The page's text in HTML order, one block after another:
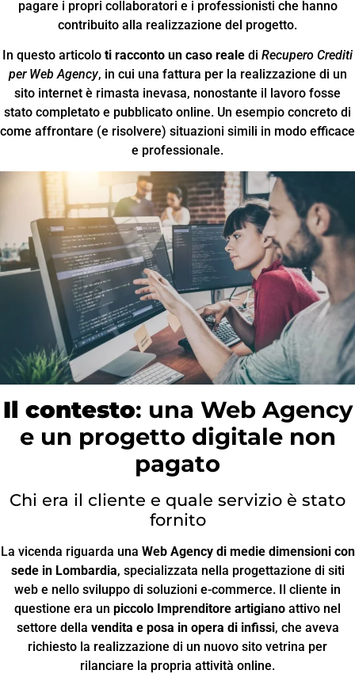
pagare i propri collaboratori e i professionisti che hanno
contribuito alla realizzazione del progetto.
In questo articolo ti racconto un caso reale di Recupero Crediti
per Web Agency, in cui una fattura per la realizzazione di un
sito internet è rimasta inevasa, nonostante il lavoro fosse
stato completato e pubblicato online. Un esempio concreto di
come affrontare (e risolvere) situazioni simili in modo efficace
e professionale.
Il contesto: una Web Agency
e un progetto digitale non
pagato
Chi era il cliente e quale servizio è stato
fornito
La vicenda riguarda una Web Agency di medie dimensioni con
sede in Lombardia, specializzata nella progettazione di siti
web e nello sviluppo di soluzioni e-commerce. Il cliente in
questione era un piccolo Imprenditore artigiano attivo nel
settore della vendita e posa in opera di infissi, che aveva
richiesto la realizzazione di un nuovo sito vetrina per
rilanciare la propria attività online.